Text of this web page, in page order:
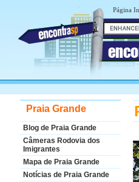
Página
Praia Grande
Blog de Praia Grande
Câmeras Rodovia dos
Imigrantes
Mapa de Praia Grande
Notícias de Praia Grande